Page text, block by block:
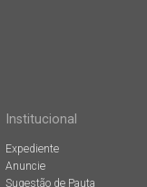
Institucional
Expediente
Anuncie
Sugestão de Pauta